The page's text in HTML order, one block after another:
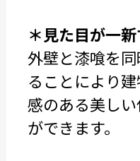
＊見た目が一新
外壁と漆喰を
ることにより
感のある美し
ができます。